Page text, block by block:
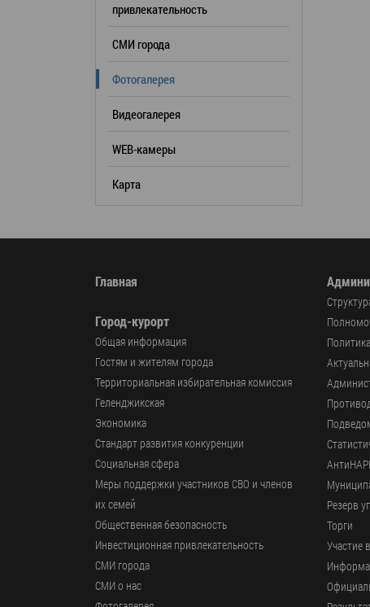
привлекательность
СМИ города
Фотогалерея
Видеогалерея
WEB-камеры
Карта
Главная
Город-курорт
Общая информация
Гостям и жителям города
Территориальная избирательная комиссия
Геленджикcкая
Экономика
Стандарт развития конкуренции
Социальная сфера
Меры поддержки участников СВО и членов
их семей
Общественная безопасность
Инвестиционная привлекательность
СМИ города
СМИ о нас
Резерв
Торги
Участие